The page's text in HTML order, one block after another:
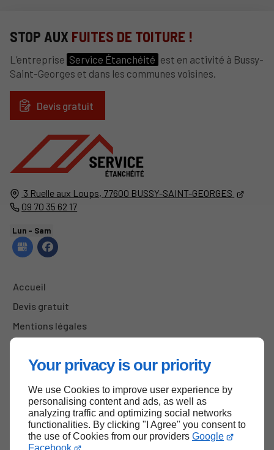
Your privacy is our priority
We use Cookies to improve user experience by
personalising content and ads, as well as
analyzing traffic and optimizing social networks
functionalities. By clicking "I Agree" you consent to
the use of Cookies from our providers Google
Facebook
3 Ruelle aux Loups, 77600 BUSSY-SAINT-GEORGES
09 70 35 62 17
Lun - Sam
Accueil
Devis gratuit
Mentions légales
STOP AUX FUITES DE TOITURE !
L’entreprise Service Étanchéité est en activité à Bussy-
Saint-Georges et dans les communes voisines.
Devis gratuit
Haut de page